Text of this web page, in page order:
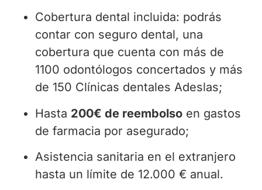
Cobertura dental incluida: podrás
contar con seguro dental, una
cobertura que cuenta con más de
1100 odontólogos concertados y más
de 150 Clínicas dentales Adeslas;
Hasta 200€ de reembolso en gastos
de farmacia por asegurado;
Asistencia sanitaria en el extranjero
hasta un límite de 12.000 € anual.